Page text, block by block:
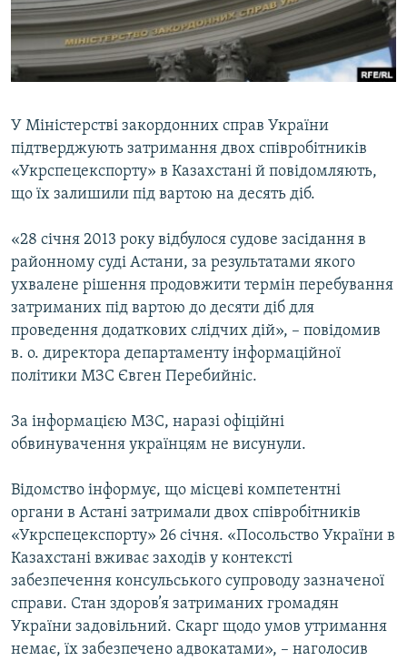
ПОДКАСТИ
КРИМ РЕАЛІЇ
РУС
УКР
КТАТ
ДОЛУЧАЙСЯ!
Усі сайти RFE/RL
У Міністерстві закордонних справ України
підтверджують затримання двох співробітників
«Укрспецекспорту» в Казахстані й повідомляють,
що їх залишили під вартою на десять діб.
«28 січня 2013 року відбулося судове засідання в
районному суді Астани, за результатами якого
ухвалене рішення продовжити термін перебування
затриманих під вартою до десяти діб для
проведення додаткових слідчих дій», – повідомив
в. о. директора департаменту інформаційної
політики МЗС Євген Перебийніс.
За інформацією МЗС, наразі офіційні
обвинувачення українцям не висунули.
Відомство інформує, що місцеві компетентні
органи в Астані затримали двох співробітників
«Укрспецекспорту» 26 січня. «Посольство України в
Казахстані вживає заходів у контексті
забезпечення консульського супроводу зазначеної
справи. Стан здоров’я затриманих громадян
України задовільний. Скарг щодо умов утримання
немає, їх забезпечено адвокатами», – наголосив